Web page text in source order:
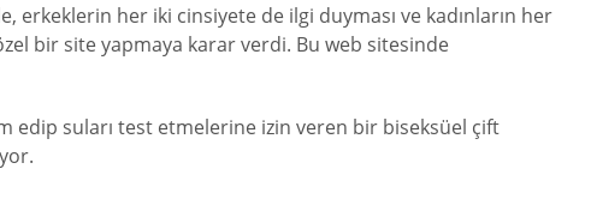
her iki cinsiyete de ilgi duyması ve kadınların her
bir site yapmaya karar verdi. Bu web sitesinde
edip suları test etmelerine izin veren bir biseksüel çift